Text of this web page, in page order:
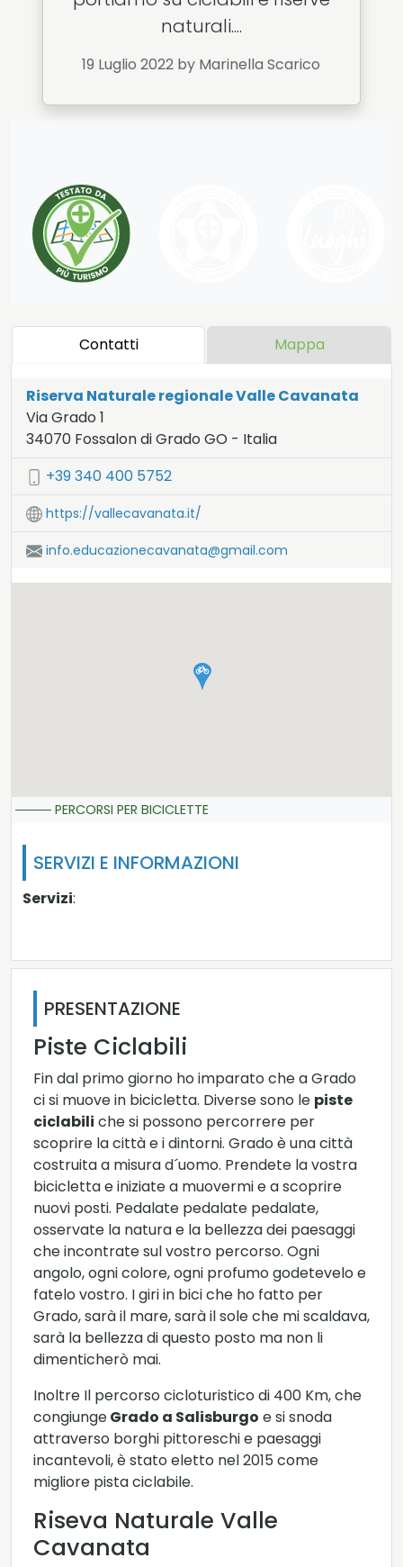
naturali....
19 Luglio 2022 by Marinella Scarico
Contatti Mappa
Riserva Naturale regionale Valle Cavanata
Via Grado 1
34070 Fossalon di Grado GO - Italia
LAT:45.72- LNG:13.473
+39 340 400 5752
https://vallecavanata.it/
info.educazionecavanata@gmail.com
PERCORSI PER BICICLETTE
SERVIZI E INFORMAZIONI
Servizi:
PRESENTAZIONE
Piste Ciclabili
Fin dal primo giorno ho imparato che a Grado
ci si muove in bicicletta. Diverse sono le piste
ciclabili che si possono percorrere per
scoprire la città e i dintorni. Grado è una città
costruita a misura d´uomo. Prendete la vostra
bicicletta e iniziate a muovermi e a scoprire
nuovi posti. Pedalate pedalate pedalate,
osservate la natura e la bellezza dei paesaggi
che incontrate sul vostro percorso. Ogni
angolo, ogni colore, ogni profumo godetevelo e
fatelo vostro. I giri in bici che ho fatto per
Grado, sarà il mare, sarà il sole che mi scaldava,
sarà la bellezza di questo posto ma non li
dimenticherò mai.
Inoltre Il percorso cicloturistico di 400 Km, che
congiungeGrado a Salisburgo e si snoda
attraverso borghi pittoreschi e paesaggi
incantevoli, è stato eletto nel 2015 come
migliore pista ciclabile.
Riseva Naturale Valle
Cavanata